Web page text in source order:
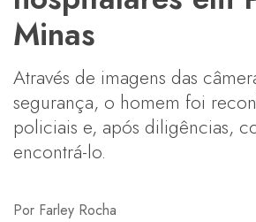
Minas
Através de imagens das
segurança, o homem foi
policiais e, após diligências,
encontrá-lo.
Por Farley Rocha